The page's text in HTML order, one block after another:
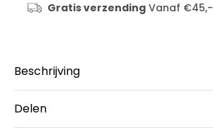
Gratis verzendingVanaf €45,-
Beschrijving
Delen